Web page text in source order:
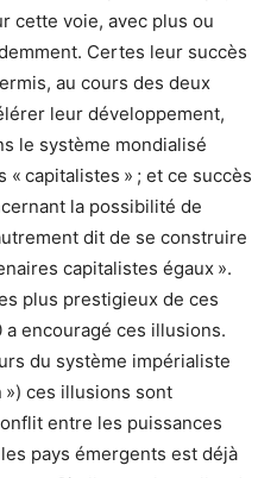
cette voie, avec plus ou
Certes leur succès
au cours des deux
leur développement,
le système mondialisé
« capitalistes » ; et ce succès
la possibilité de
dit de se construire
capitalistes égaux ».
plus prestigieux de ces
a encouragé ces illusions.
du système impérialiste
») ces illusions sont
entre les puissances
pays émergents est déjà